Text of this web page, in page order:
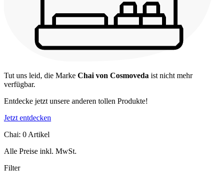
Tut uns leid, die Marke Chai von Cosmoveda ist nicht mehr
verfügbar.
Entdecke jetzt unsere anderen tollen Produkte!
Jetzt entdecken
Chai: 0 Artikel
Alle Preise inkl. MwSt.
Filter